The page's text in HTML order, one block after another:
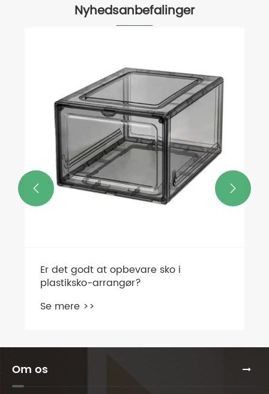
Nyhedsanbefalinger
Hvorfor vælge en tilpasset opdelt
serveringsbakke til moderne
madpræsentation?
Se mere >>
 
Om os